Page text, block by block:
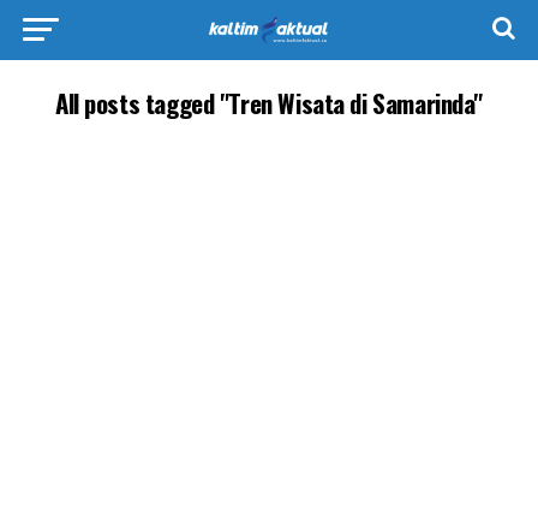
All posts tagged "Tren Wisata di Samarinda"